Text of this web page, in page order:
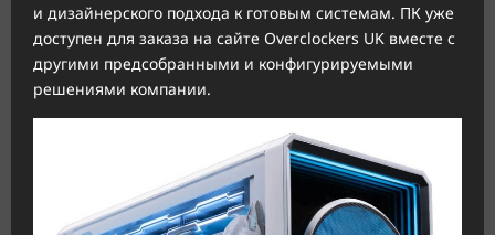
и дизайнерского подхода к готовым системам. ПК уже
доступен для заказа на сайте Overclockers UK вместе с
другими предсобранными и конфигурируемыми
решениями компании.